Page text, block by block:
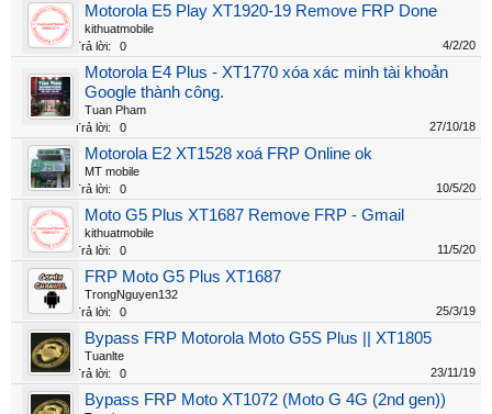
Motorola E5 Play XT1920-19 Remove FRP Done
kithuatmobile
Trả lời:
0 4/2/20
Motorola E4 Plus - XT1770 xóa xác minh tài khoản
Google thành công.
Tuan Pham
Trả lời:
0 27/10/18
Motorola E2 XT1528 xoá FRP Online ok
MT mobile
Trả lời:
0 10/5/20
Moto G5 Plus XT1687 Remove FRP - Gmail
kithuatmobile
Trả lời:
0 11/5/20
FRP Moto G5 Plus XT1687
TrongNguyen132
Trả lời:
0 25/3/19
Bypass FRP Motorola Moto G5S Plus || XT1805
Tuanlte
Trả lời:
0 23/11/19
Bypass FRP Moto XT1072 (Moto G 4G (2nd gen))